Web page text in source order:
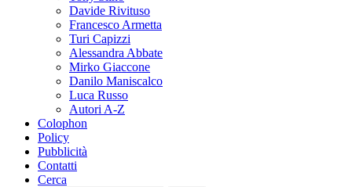
Davide Rivituso
Francesco Armetta
Turi Capizzi
Alessandra Abbate
Mirko Giaccone
Danilo Maniscalco
Luca Russo
Autori A-Z
Colophon
Policy
Pubblicità
Contatti
Cerca